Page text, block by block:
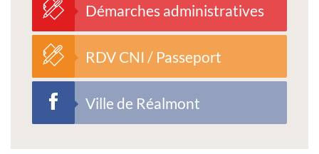
Démarches administratives
RDV CNI / Passeport
Ville de Réalmont